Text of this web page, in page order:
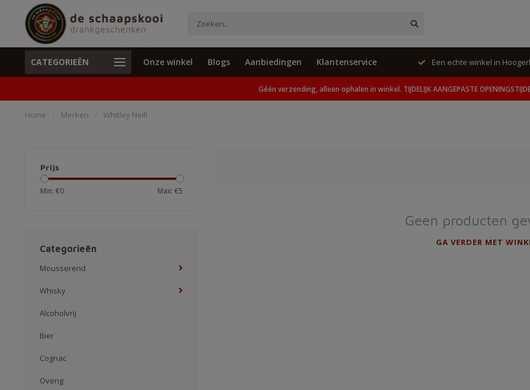
CATEGORIEËN Onze winkel Blogs Aanbiedingen Klantenservice
Unieke cadeaus en specials Geen verzending, alleen ophalen in winkel. Een echte winkel in
Géén verzending, alleen ophalen in winkel. TIJDELIJK AANGEPASTE
Home Merken Whitley Neill
Prijs
Min: €0 Max: €5
Categorieën
Mousserend
Whisky
Alcoholvrij
Bier
Cognac
Overig
Geen producten
GA VERDER MET